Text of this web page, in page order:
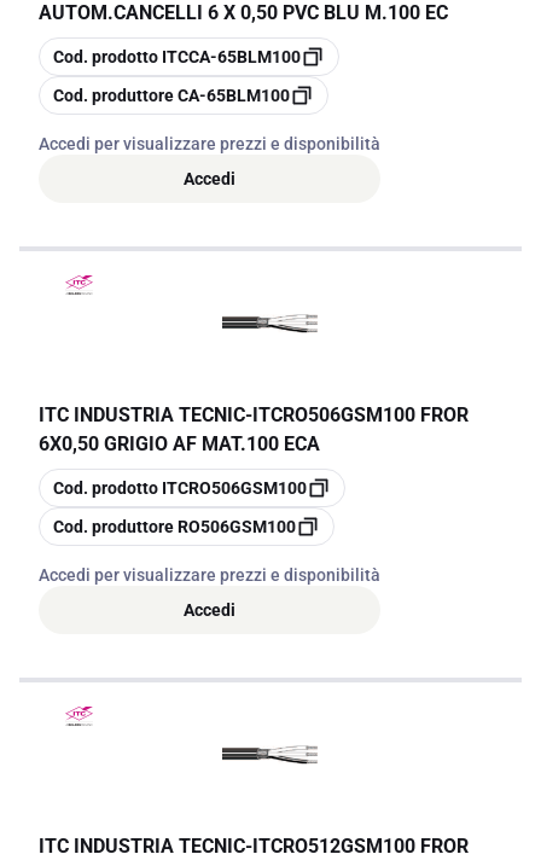
AUTOM.CANCELLI 6 X 0,50 PVC BLU M.100 EC
copia
Cod. prodotto ITCCA-65BLM100
copia
Cod. produttoreCA-65BLM100
Accedi per visualizzare prezzi e disponibilità
Accedi
ITC INDUSTRIA TECNIC-ITCRO506GSM100 FROR
6X0,50 GRIGIO AF MAT.100 ECA
copia
Cod. prodotto ITCRO506GSM100
copia
Cod. produttoreRO506GSM100
Accedi per visualizzare prezzi e disponibilità
Accedi
ITC INDUSTRIA TECNIC-ITCRO512GSM100 FROR